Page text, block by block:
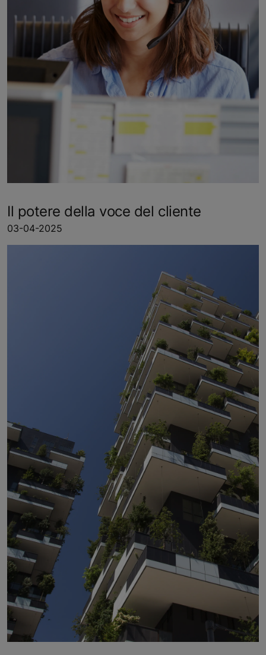
Il potere della voce del cliente
03-04-2025